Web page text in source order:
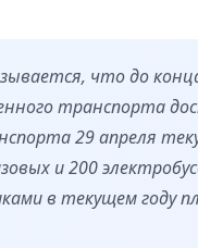
что до конца
транспорта
29 апреля
и 200
в текущем году